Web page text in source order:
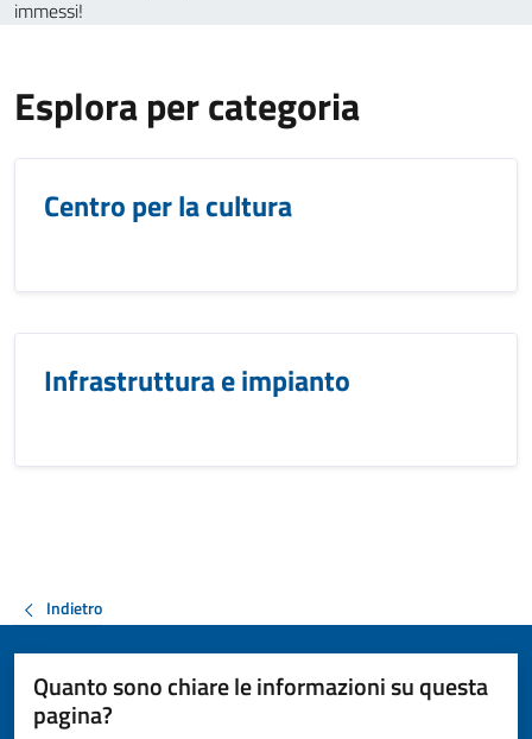
immessi!
Esplora per categoria
Centro per la cultura
Infrastruttura e impianto
Indietro
Quanto sono chiare le informazioni su questa
pagina?